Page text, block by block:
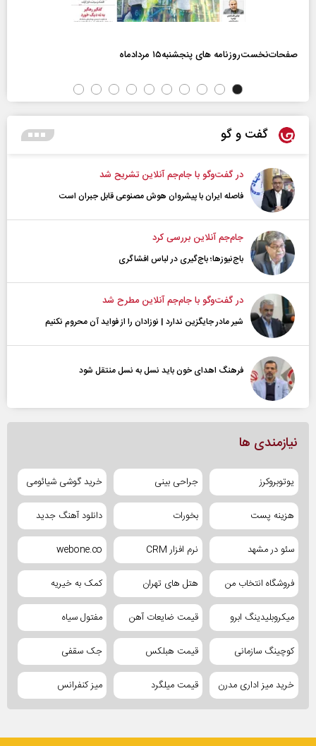
صفحات‌نخست‌روزنامه ها‌ی پنجشنبه‌۱۵ مردادماه
گفت و گو
در گفت‌و‌گو با جام‌جم آنلاین تشریح شد
فاصله ایران با پیشرو‌ان هوش مصنوعی قابل جبران است
جام‌جم آنلاین بررسی کرد
باج‌نیوزها؛ باج‌گیری در لباس افشاگری
در گفت‌و‌گو با جام‌جم آنلاین مطرح شد
شیر مادر جایگزین ندارد | نوزادان را از فواید آن محروم نکنیم
فرهنگ اهدای خون باید نسل به نسل منتقل شود
نیازمندی ها
یوتوبروکرز جراحی بینی خرید گوشی شیائومی
هزینه پست بخورات دانلود آهنگ جدید
سئو در مشهد نرم افزار CRM webone.co
فروشگاه انتخاب من هتل های تهران کمک به خیریه
میکروبلیدینگ ابرو قیمت ضایعات آهن مفتول سیاه
کوچینگ سازمانی قیمت هبلکس جک سقفی
خرید میز اداری مدرن قیمت میلگرد میز کنفرانس